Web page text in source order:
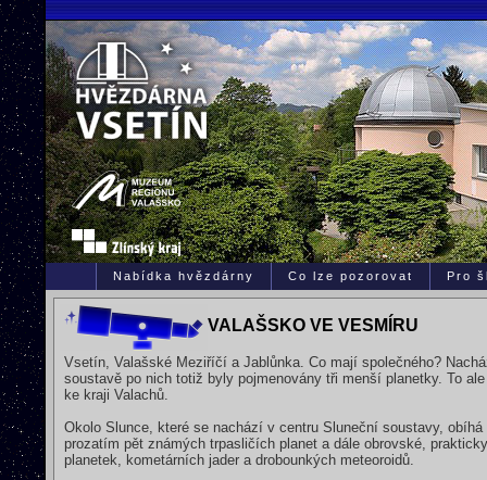
Nabídka hvězdárny Co lze pozorovat Pro
VALAŠSKO VE VESMÍRU
Vsetín, Valašské Meziříčí a Jablůnka. Co mají společného?
soustavě po nich totiž byly pojmenovány tři menší planetky. To
ke kraji Valachů.
Okolo Slunce, které se nachází v centru Sluneční soustavy,
prozatím pět známých trpasličích planet a dále obrovské,
planetek, kometárních jader a drobounkých meteoroidů.